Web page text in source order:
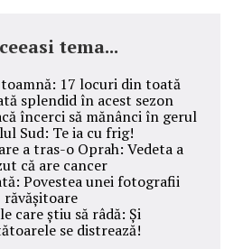
tema...
17 locuri din toată
splendid în acest sezon
încerci să mănânci în gerul
Sud: Te ia cu frig!
a tras-o Oprah: Vedeta a
că are cancer
Povestea unei fotografii
răvășitoare
care știu să râdă: Și
se distrează!